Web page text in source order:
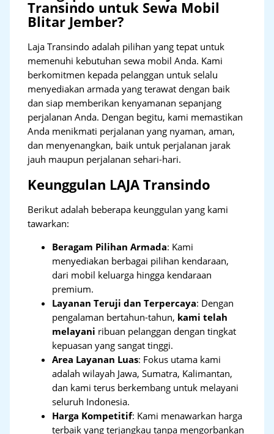
Transindo untuk Sewa Mobil
Blitar Jember?
Laja Transindo adalah pilihan yang tepat untuk
memenuhi kebutuhan sewa mobil Anda. Kami
berkomitmen kepada pelanggan untuk selalu
menyediakan armada yang terawat dengan baik
dan siap memberikan kenyamanan sepanjang
perjalanan Anda. Dengan begitu, kami memastikan
Anda menikmati perjalanan yang nyaman, aman,
dan menyenangkan, baik untuk perjalanan jarak
jauh maupun perjalanan sehari-hari.
Keunggulan LAJA Transindo
Berikut adalah beberapa keunggulan yang kami
tawarkan:
Beragam Pilihan Armada: Kami
menyediakan berbagai pilihan kendaraan,
dari mobil keluarga hingga kendaraan
premium.
Layanan Teruji dan Terpercaya: Dengan
pengalaman bertahun-tahun, kami telah
melayani ribuan pelanggan dengan tingkat
kepuasan yang sangat tinggi.
Area Layanan Luas: Fokus utama kami
adalah wilayah Jawa, Sumatra, Kalimantan,
dan kami terus berkembang untuk melayani
seluruh Indonesia.
Harga Kompetitif: Kami menawarkan harga
terbaik yang terjangkau tanpa mengorbankan